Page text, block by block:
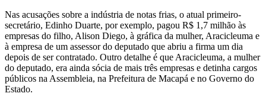
Nas acusações sobre a indústria de notas frias, o atual primeiro-
secretário, Edinho Duarte, por exemplo, pagou R$ 1,7 milhão às
empresas do filho, Alison Diego, à gráfica da mulher, Aracicleuma e
à empresa de um assessor do deputado que abriu a firma um dia
depois de ser contratado. Outro detalhe é que Aracicleuma, a mulher
do deputado, era ainda sócia de mais três empresas e detinha cargos
públicos na Assembleia, na Prefeitura de Macapá e no Governo do
Estado.